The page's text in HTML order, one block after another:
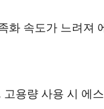
화 속도가 느려져
용량 사용 시 에